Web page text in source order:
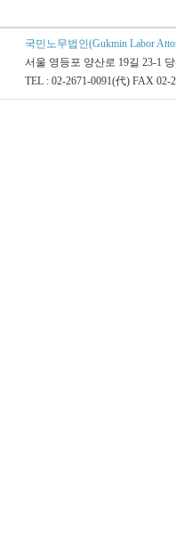
국민노무법인(Gukmin Labor
서울 영등포 양산로 19길 23-1
TEL : 02-2671-0091(代) FAX 02-